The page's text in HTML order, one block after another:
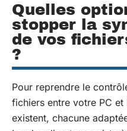
Quelles
stopper la
de vos
?
Pour reprendre le
fichiers entre votre PC
existent, chacune